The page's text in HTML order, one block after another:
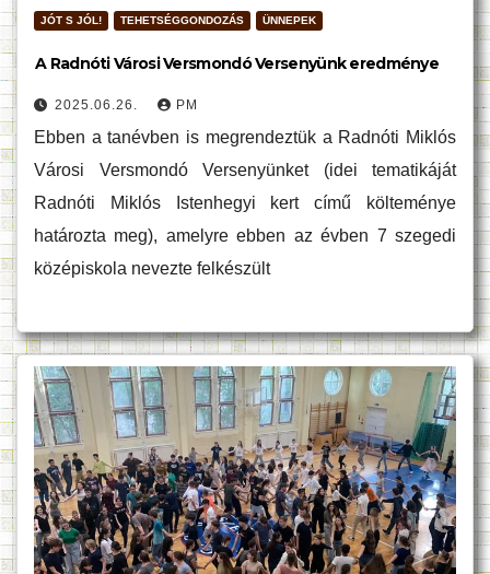
JÓT S JÓL! TEHETSÉGGONDOZÁS ÜNNEPEK
A Radnóti Városi Versmondó Versenyünk eredménye
2025.06.26. PM
Ebben a tanévben is megrendeztük a Radnóti Miklós
Városi Versmondó Versenyünket (idei tematikáját
Radnóti Miklós Istenhegyi kert című költeménye
határozta meg), amelyre ebben az évben 7 szegedi
középiskola nevezte felkészült